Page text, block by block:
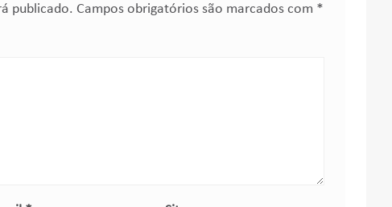
publicado. Campos obrigatórios são marcados com *